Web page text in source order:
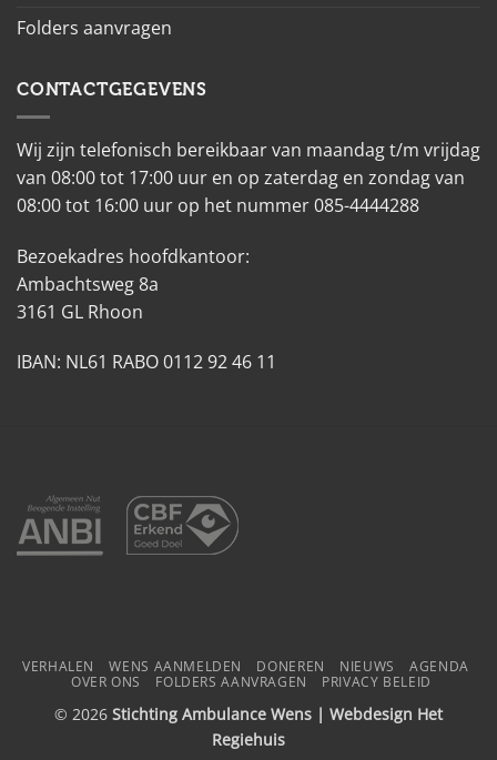
Folders aanvragen
CONTACTGEGEVENS
Wij zijn telefonisch bereikbaar van maandag t/m vrijdag
van 08:00 tot 17:00 uur en op zaterdag en zondag van
08:00 tot 16:00 uur op het nummer 085-4444288
Bezoekadres hoofdkantoor:
Ambachtsweg 8a
3161 GL Rhoon
IBAN: NL61 RABO 0112 92 46 11
VERHALEN WENS AANMELDEN DONEREN NIEUWS
AGENDA
OVER ONS
FOLDERS AANVRAGEN PRIVACY BELEID
© 2026 Stichting Ambulance Wens | Webdesign Het
Regiehuis